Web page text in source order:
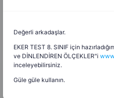
Zeynep Sultan
Değerli arkadaşlar.
EKER TEST 8. SINIF için
ve DİNLENDİREN ÖLÇEKLER"i
inceleyebilirsiniz.
Güle güle kullanın.